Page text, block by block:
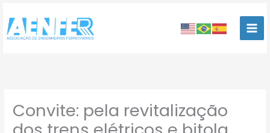
para
conteúdo
Convite: pela revitalização